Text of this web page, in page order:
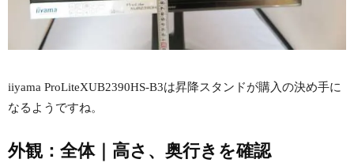
iiyama ProLiteXUB2390HS-B3は昇降スタンドが購入の決め手に
なるようですね。
外観：全体｜高さ、奥行きを確認